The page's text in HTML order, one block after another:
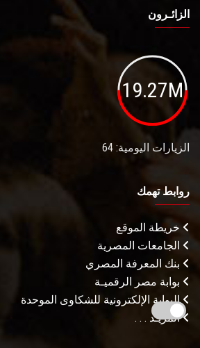
الزائـرون
19.27M
الزيارات اليومية: 64
روابط تهمك
خريطة الموقع
الجامعات المصرية
بنك المعرفة المصري
بوابة مصر الرقميـة
البوابة الإلكترونية للشكاوى الموحدة
المزيـد . . .